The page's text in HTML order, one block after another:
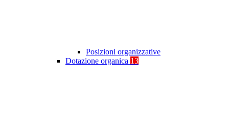
Posizioni organizzative
Dotazione organica 13